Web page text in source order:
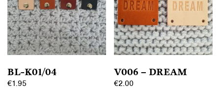
BL-K01/04
€1.95
V006 – DREAM
€2.00